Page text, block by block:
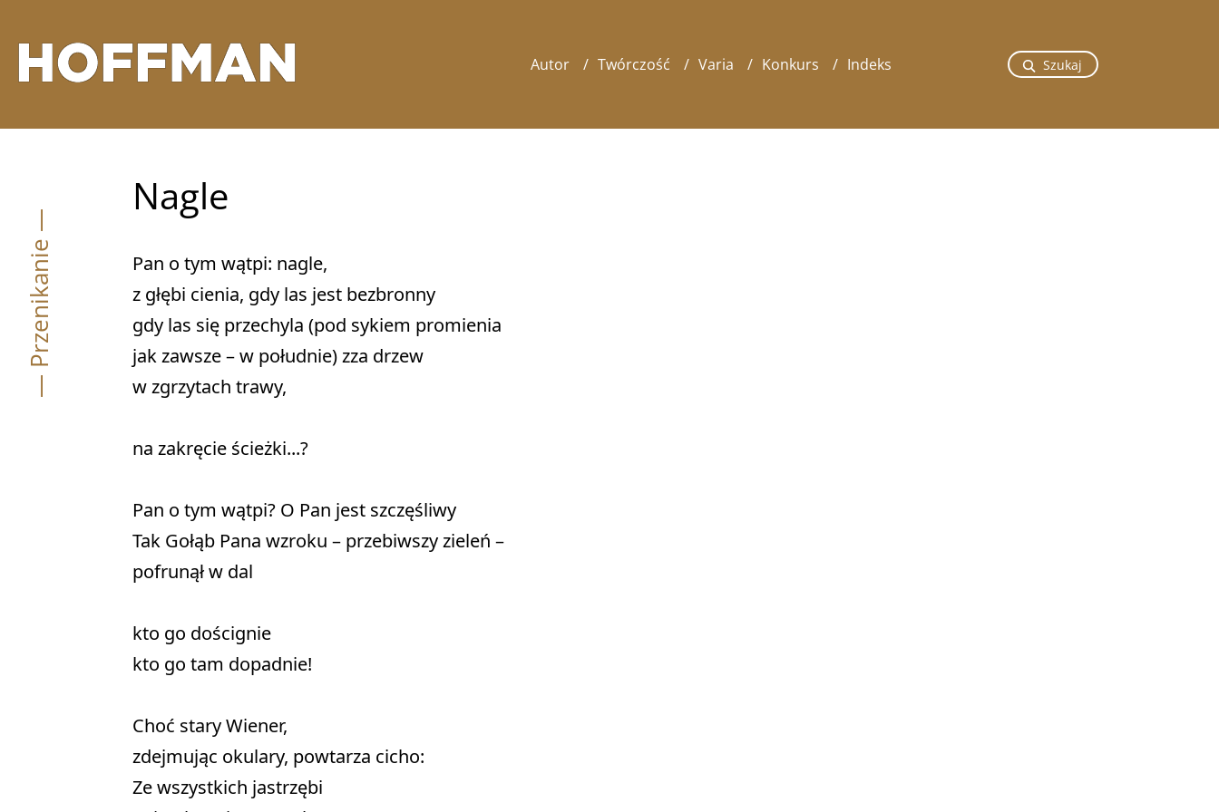
Autor Twórczość Varia Konkurs Indeks Szukaj
— Przenikanie —
Nagle
Pan o tym wątpi: nagle,
z głębi cienia, gdy las jest bezbronny
gdy las się przechyla (pod sykiem promienia
jak zawsze – w południe) zza drzew
w zgrzytach trawy,
na zakręcie ścieżki...?
Pan o tym wątpi? O Pan jest szczęśliwy
Tak Gołąb Pana wzroku – przebiwszy zieleń –
pofrunął w dal
kto go doścignie
kto go tam dopadnie!
Choć stary Wiener,
zdejmując okulary, powtarza cicho:
Ze wszystkich jastrzębi